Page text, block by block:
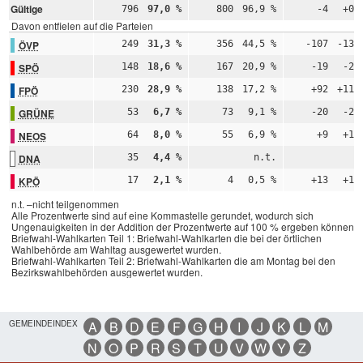
Gültige 796 97,0 % 800 96,9 % -4
Davon entfielen auf die Parteien
ÖVP 249 31,3 % 356 44,5 % -107 -
SPÖ 148 18,6 % 167 20,9 % -19 -
FPÖ 230 28,9 % 138 17,2 % +92
GRÜNE 53 6,7 % 73 9,1 % -20 -
NEOS 64 8,0 % 55 6,9 % +9
DNA 35 4,4 % n.t.
KPÖ 17 2,1 % 4 0,5 % +13
n.t. –nicht teilgenommen
Alle Prozentwerte sind auf eine Kommastelle gerundet, wodurch sich
Ungenauigkeiten in der Addition der Prozentwerte auf 100 % ergeben können.
Briefwahl-Wahlkarten Teil 1: Briefwahl-Wahlkarten die bei der örtlichen
Wahlbehörde am Wahltag ausgewertet wurden.
Briefwahl-Wahlkarten Teil 2: Briefwahl-Wahlkarten die am Montag bei den
Bezirkswahlbehörden ausgewertet wurden.
GEMEINDEINDEX A B D E F G H I J K L
M
N
O P R S T U V W Y Z